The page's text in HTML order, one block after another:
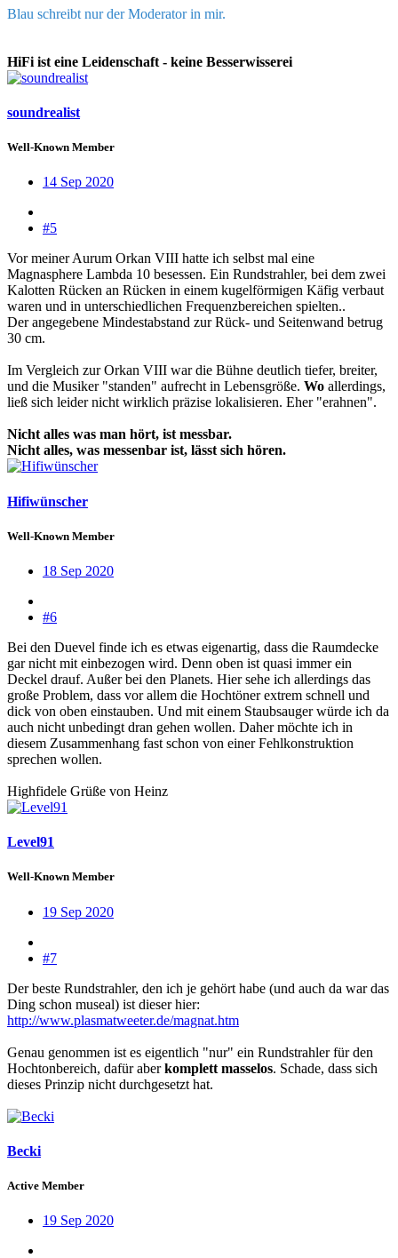
Blau schreibt nur der Moderator in mir.
HiFi ist eine Leidenschaft - keine Besserwisserei
soundrealist
Well-Known Member
14 Sep 2020
#5
Vor meiner Aurum Orkan VIII hatte ich selbst mal eine
Magnasphere Lambda 10 besessen. Ein Rundstrahler, bei dem zwei
Kalotten Rücken an Rücken in einem kugelförmigen Käfig verbaut
waren und in unterschiedlichen Frequenzbereichen spielten..
Der angegebene Mindestabstand zur Rück- und Seitenwand betrug
30 cm.
Im Vergleich zur Orkan VIII war die Bühne deutlich tiefer, breiter,
und die Musiker "standen" aufrecht in Lebensgröße. Wo allerdings,
ließ sich leider nicht wirklich präzise lokalisieren. Eher "erahnen".
Nicht alles was man hört, ist messbar.
Nicht alles, was messenbar ist, lässt sich hören.
Hifiwünscher
Well-Known Member
18 Sep 2020
#6
Bei den Duevel finde ich es etwas eigenartig, dass die Raumdecke
gar nicht mit einbezogen wird. Denn oben ist quasi immer ein
Deckel drauf. Außer bei den Planets. Hier sehe ich allerdings das
große Problem, dass vor allem die Hochtöner extrem schnell und
dick von oben einstauben. Und mit einem Staubsauger würde ich da
auch nicht unbedingt dran gehen wollen. Daher möchte ich in
diesem Zusammenhang fast schon von einer Fehlkonstruktion
sprechen wollen.
Highfidele Grüße von Heinz
Level91
Well-Known Member
19 Sep 2020
#7
Der beste Rundstrahler, den ich je gehört habe (und auch da war das
Ding schon museal) ist dieser hier:
http://www.plasmatweeter.de/magnat.htm
Genau genommen ist es eigentlich "nur" ein Rundstrahler für den
Hochtonbereich, dafür aberkomplett masselos. Schade, dass sich
dieses Prinzip nicht durchgesetzt hat.
Becki
Active Member
19 Sep 2020